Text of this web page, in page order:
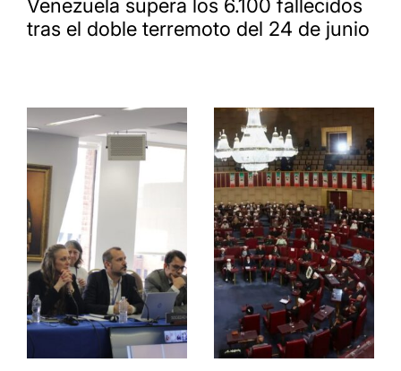
Venezuela supera los 6.100 fallecidos
tras el doble terremoto del 24 de junio